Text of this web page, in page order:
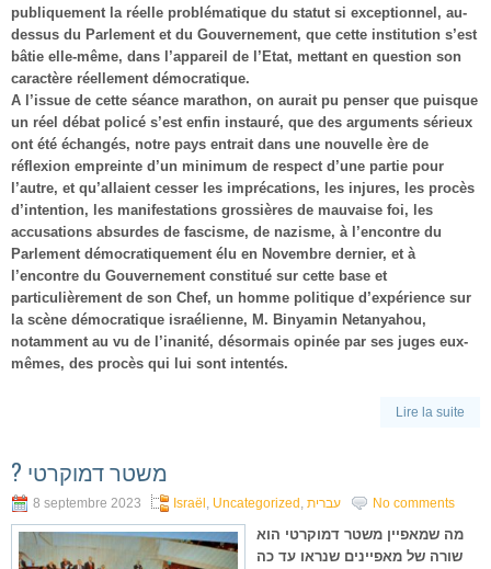
publiquement la réelle problématique du statut si exceptionnel, au-
dessus du Parlement et du Gouvernement, que cette institution s’est
bâtie elle-même, dans l’appareil de l’Etat, mettant en question son
caractère réellement démocratique.
A l’issue de cette séance marathon, on aurait pu penser que puisque
un réel débat policé s’est enfin instauré, que des arguments sérieux
ont été échangés, notre pays entrait dans une nouvelle ère de
réflexion empreinte d’un minimum de respect d’une partie pour
l’autre, et qu’allaient cesser les imprécations, les injures, les procès
d’intention, les manifestations grossières de mauvaise foi, les
accusations absurdes de fascisme, de nazisme, à l’encontre du
Parlement démocratiquement élu en Novembre dernier, et à
l’encontre du Gouvernement constitué sur cette base et
particulièrement de son Chef, un homme politique d’expérience sur
la scène démocratique israélienne, M. Binyamin Netanyahou,
notamment au vu de l’inanité, désormais opinée par ses juges eux-
mêmes, des procès qui lui sont intentés.
Lire la suite
? משטר דמוקרטי
8 septembre 2023 Israël , Uncategorized , עברית No comments
מה שמאפיין משטר דמוקרטי הוא
שורה של מאפיינים שנראו עד כה